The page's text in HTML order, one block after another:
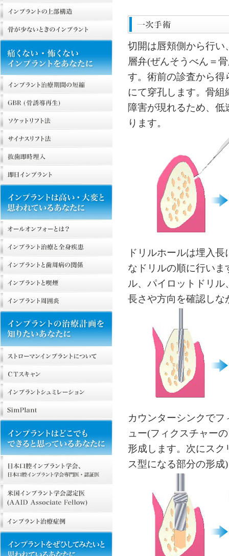
切開は唇頬側から行い
層弁(ぜんそうべん＝
す。術前の診査から得
にて穿孔します。骨組
障害が現れるため、
ります。
ドリルホールは埋入
なドリルの順に行い
ル、パイロットドリ
長さや方向を確認しな
カウンターシンクで
ュー(フィクスチャー
形成します。次にス
ス型になる部分の形